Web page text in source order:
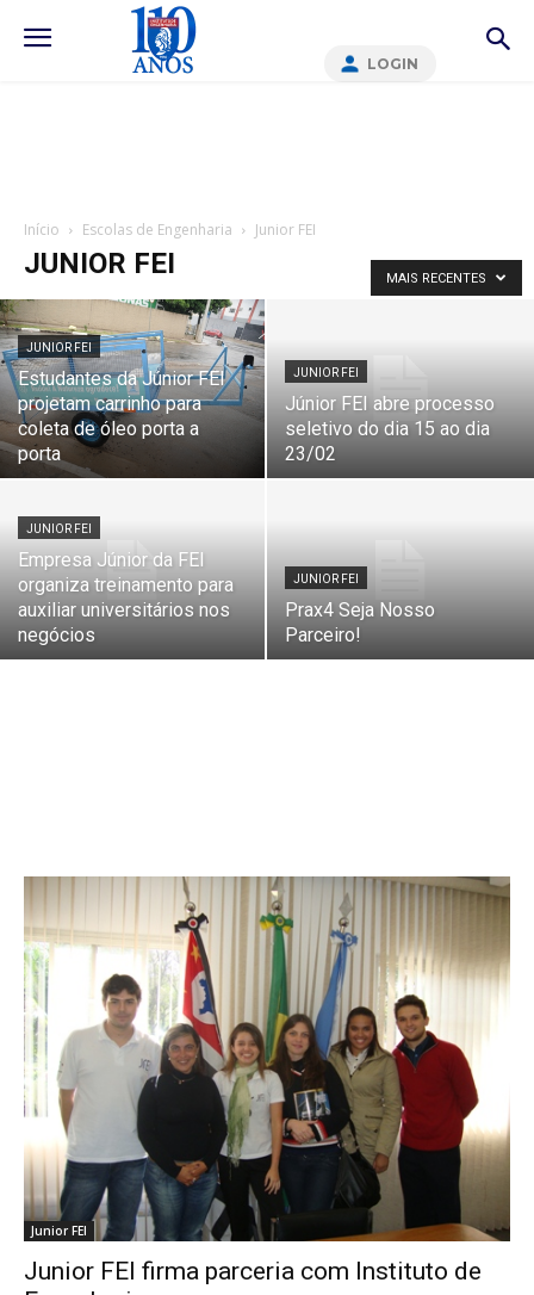
LOGIN
Início Escolas de Engenharia Junior FEI
JUNIOR FEI MAIS RECENTES
JUNIOR FEI
Estudantes da Júnior FEI
projetam carrinho para
coleta de óleo porta a
porta
JUNIOR FEI
Júnior FEI abre processo
seletivo do dia 15 ao dia
23/02
JUNIOR FEI
Empresa Júnior da FEI
organiza treinamento para
auxiliar universitários nos
negócios
JUNIOR FEI
Prax4 Seja Nosso
Parceiro!
Junior FEI
Junior FEI firma parceria com Instituto de